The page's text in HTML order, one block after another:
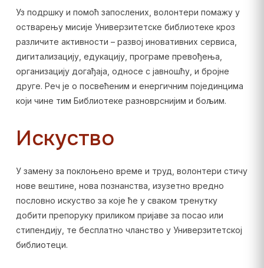
Уз подршку и помоћ запослених, волонтери помажу у
остварењу мисије Универзитетске библиотеке кроз
различите активности – развој иновативних сервиса,
дигитализацију, едукацију, програме превођења,
организацију догађаја, односе с јавношћу, и бројне
друге. Реч је о посвећеним и енергичним појединцима
који чине тим Библиотеке разноврснијим и бољим.
Искуство
У замену за поклоњено време и труд, волонтери стичу
нове вештине, нова познанства, изузетно вредно
пословно искуство за које ће у сваком тренутку
добити препоруку приликом пријаве за посао или
стипендију, те бесплатно чланство у Универзитетској
библиотеци.